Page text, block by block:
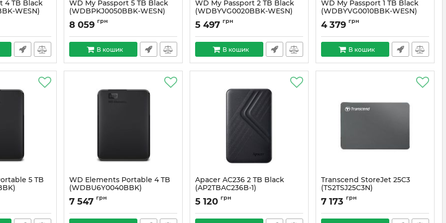
4 TB Black
WESN)
WD My Passport 5 TB Black
(WDBPKJ0050BBK-WESN)
Артикул: #4366
8 059 грн
В кошик
WD My Passport 2 TB Black
(WDBYVG0020BBK-WESN)
Артикул: #1431
5 497 грн
В кошик
WD My Passport 1 TB Black
(WDBYVG0010BBK-WESN)
Артикул: #1351
4 379 грн
В кошик
5 TB
WD Elements Portable 4 TB
(WDBU6Y0040BBK)
Артикул: #1185
7 547 грн
Apacer AC236 2 TB Black
(AP2TBAC236B-1)
Артикул: #1143
5 120 грн
Transcend StoreJet 25C3
(TS2TSJ25C3N)
Артикул: #6498
7 173 грн